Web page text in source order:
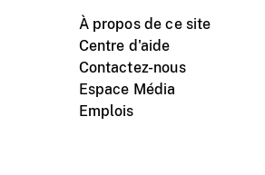
À propos de ce site
Centre d'aide
Contactez-nous
Espace Média
Emplois